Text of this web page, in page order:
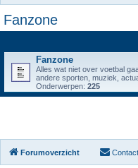
Fanzone
Fanzone
Alles wat niet over voetbal
andere sporten, muziek,
Onderwerpen: 225
Forumoverzicht Contact